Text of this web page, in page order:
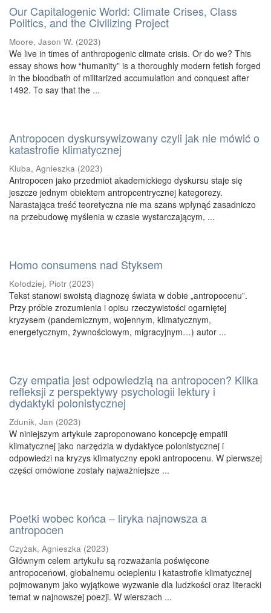
Our Capitalogenic World: Climate Crises, Class
Politics, and the Civilizing Project
Moore, Jason W. (2023)
We live in times of anthropogenic climate crisis. Or do we? This
essay shows how “humanity” is a thoroughly modern fetish forged
in the bloodbath of militarized accumulation and conquest after
1492. To say that the ...
Antropocen dyskursywizowany czyli jak nie mówić o
katastrofie klimatycznej
Kluba, Agnieszka (2023)
Antropocen jako przedmiot akademickiego dyskursu staje się
jeszcze jednym obiektem antropcentrycznej kategorezy.
Narastająca treść teoretyczna nie ma szans wpłynąć zasadniczo
na przebudowę myślenia w czasie wystarczającym, ...
Homo consumens nad Styksem
Kołodziej, Piotr (2023)
Tekst stanowi swoistą diagnozę świata w dobie „antropocenu”.
Przy próbie zrozumienia i opisu rzeczywistości ogarniętej
kryzysem (pandemicznym, wojennym, klimatycznym,
energetycznym, żywnościowym, migracyjnym…) autor ...
Czy empatia jest odpowiedzią na antropocen? Kilka
refleksji z perspektywy psychologii lektury i
dydaktyki polonistycznej
Zdunik, Jan (2023)
W niniejszym artykule zaproponowano koncepcję empatii
klimatycznej jako narzędzia w dydaktyce polonistycznej i
odpowiedzi na kryzys klimatyczny epoki antropocenu. W pierwszej
części omówione zostały najważniejsze ...
Poetki wobec końca – liryka najnowsza a
antropocen
Czyżak, Agnieszka (2023)
Głównym celem artykułu są rozważania poświęcone
antropocenowi, globalnemu ociepleniu i katastrofie klimatycznej
pojmowanym jako wyjątkowe wyzwanie dla ludzkości oraz literacki
temat w najnowszej poezji. W wierszach ...